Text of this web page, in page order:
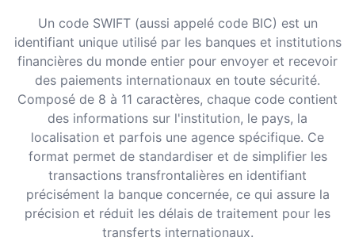
Un code SWIFT (aussi appelé code BIC) est un
identifiant unique utilisé par les banques et institutions
financières du monde entier pour envoyer et recevoir
des paiements internationaux en toute sécurité.
Composé de 8 à 11 caractères, chaque code contient
des informations sur l'institution, le pays, la
localisation et parfois une agence spécifique. Ce
format permet de standardiser et de simplifier les
transactions transfrontalières en identifiant
précisément la banque concernée, ce qui assure la
précision et réduit les délais de traitement pour les
transferts internationaux.